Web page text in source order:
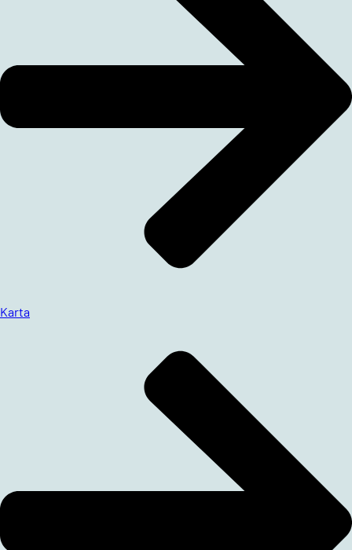
Karta